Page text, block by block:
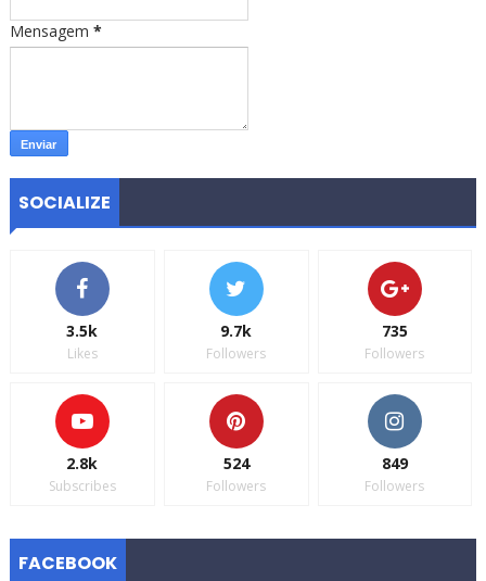
Mensagem *
SOCIALIZE
3.5k
Likes
9.7k
Followers
735
Followers
2.8k
Subscribes
524
Followers
849
Followers
FACEBOOK